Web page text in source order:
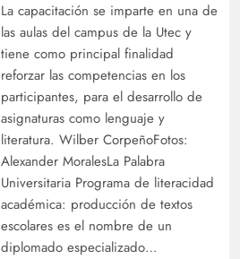
La capacitación se imparte en una de
las aulas del campus de la Utec y
tiene como principal finalidad
reforzar las competencias en los
participantes, para el desarrollo de
asignaturas como lenguaje y
literatura. Wilber CorpeñoFotos:
Alexander MoralesLa Palabra
Universitaria Programa de literacidad
académica: producción de textos
escolares es el nombre de un
diplomado especializado…